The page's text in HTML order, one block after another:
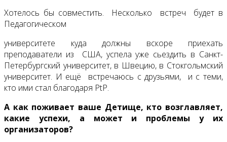
Хотелось бы совместить. Несколько встреч будет в
Педагогическом
университете куда должны вскоре приехать
преподаватели из США, успела уже сьездить в Санкт-
Петербургский университет, в Швецию, в Стокгольмский
университет. И ещё встречаюсь с друзьями, и с теми,
кто ими стал благодаря PtP.
А как поживает ваше Детище, кто возглавляет,
какие успехи, а может и проблемы у их
организаторов?